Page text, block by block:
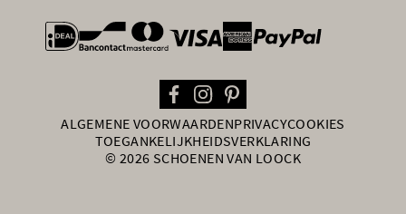
general.paymentOptions
ALGEMENE VOORWAARDENPRIVACYCOOKIES
TOEGANKELIJKHEIDSVERKLARING
© 2026 SCHOENEN VAN LOOCK